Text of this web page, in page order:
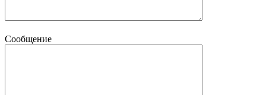
Сообщение